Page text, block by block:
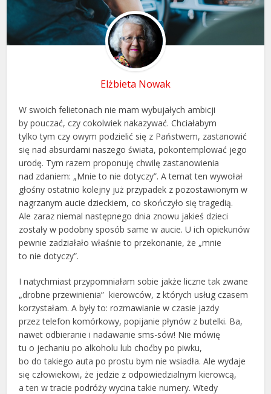
Elżbieta Nowak
W swoich felietonach nie mam wybujałych ambicji
by pouczać, czy cokolwiek nakazywać. Chciałabym
tylko tym czy owym podzielić się z Państwem, zastanowić
się nad absurdami naszego świata, pokontemplować jego
urodę. Tym razem proponuję chwilę zastanowienia
nad zdaniem: „Mnie to nie dotyczy”. A temat ten wywołał
głośny ostatnio kolejny już przypadek z pozostawionym w
nagrzanym aucie dzieckiem, co skończyło się tragedią.
Ale zaraz niemal następnego dnia znowu jakieś dzieci
zostały w podobny sposób same w aucie. U ich opiekunów
pewnie zadziałało właśnie to przekonanie, że „mnie
to nie dotyczy”.
I natychmiast przypomniałam sobie jakże liczne tak zwane
„drobne przewinienia” kierowców, z których usług czasem
korzystałam. A były to: rozmawianie w czasie jazdy
przez telefon komórkowy, popijanie płynów z butelki. Ba,
nawet odbieranie i nadawanie sms-sów! Nie mówię
tu o jechaniu po alkoholu lub choćby po piwku,
bo do takiego auta po prostu bym nie wsiadła. Ale wydaje
się człowiekowi, że jedzie z odpowiedzialnym kierowcą,
a ten w tracie podróży wycina takie numery. Wtedy